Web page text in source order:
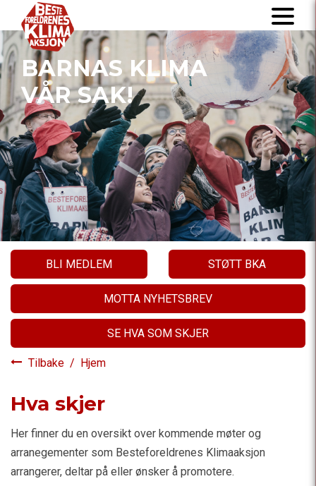
BARNAS KLIMA
VÅR SAK!
BLI MEDLEM STØTT BKA
MOTTA NYHETSBREV
SE HVA SOM SKJER
Tilbake / Hjem
Hva skjer
Her finner du en oversikt over kommende møter og
arranegementer som Besteforeldrenes Klimaaksjon
arrangerer, deltar på eller ønsker å promotere.